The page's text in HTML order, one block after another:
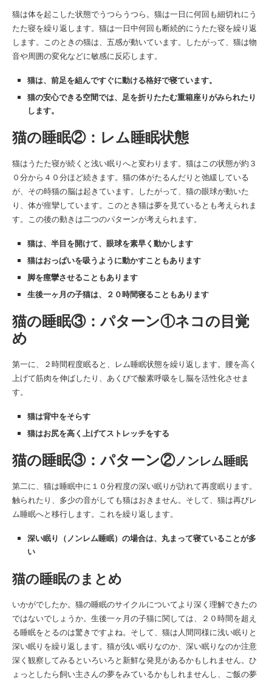
猫は体を起こした状態でうつらうつら。猫は一日に何回も細切れにう
たた寝を繰り返します。猫は一日中何回も断続的にうたた寝を繰り返
します。このときの猫は、五感が動いています。したがって、猫は物
音や周囲の変化などに敏感に反応します。
猫は、前足を組んですぐに動ける格好で寝ています。
猫の安心できる空間では、足を折りたたむ重箱座りがみられたり
します。
猫の睡眠②： レム睡眠状態
猫はうたた寝が続くと浅い眠りへと変わります。猫はこの状態が約３
０分から４０分ほど続きます。猫の体がたるんだりと弛緩している
が、その時猫の脳は起きています。したがって、猫の眼球が動いた
り、体が痙攣しています。このとき猫は夢を見ているとも考えられま
す。この後の動きは二つのパターンが考えられます。
猫は、半目を開けて、眼球を素早く動かします
猫はおっぱいを吸うように動かすこともあります
脚を痙攣させることもあります
生後一ヶ月の子猫は、２０時間寝ることもあります
猫の睡眠③：パターン①ネコの目覚
め
第一に、２時間程度眠ると、レム睡眠状態を繰り返します。腰を高く
上げて筋肉を伸ばしたり、あくびで酸素呼吸をし脳を活性化させま
す。
猫は背中をそらす
猫はお尻を高く上げてストレッチをする
猫の睡眠③：パターン②ノンレム睡眠
第二に、猫は睡眠中に１０分程度の深い眠りが訪れて再度眠ります。
触られたり、多少の音がしても猫はおきません。そして、猫は再びレ
ム睡眠へと移行します。これを繰り返します。
深い眠り（ノンレム睡眠）の場合は、丸まって寝ていることが多
い
猫の睡眠のまとめ
いかがでしたか。猫の睡眠のサイクルについてより深く理解できたの
ではないでしょうか。生後一ヶ月の子猫に関しては、２０時間を超え
る睡眠をとるのは驚きですよね。そして、猫は人間同様に浅い眠りと
深い眠りを繰り返します。猫が浅い眠りなのか、深い眠りなのか注意
深く観察してみるといろいろと新鮮な発見があるかもしれません。ひ
ょっとしたら飼い主さんの夢をみているかもしれませんし、ご飯の夢